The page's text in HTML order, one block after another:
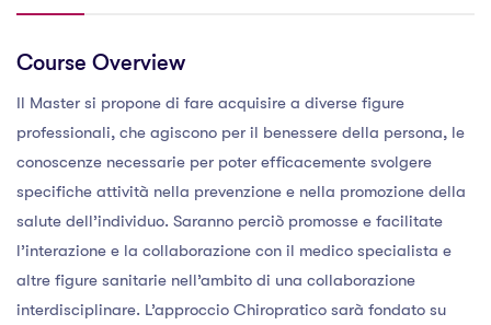
Course Overview
Il Master si propone di fare acquisire a diverse figure
professionali, che agiscono per il benessere della persona, le
conoscenze necessarie per poter efficacemente svolgere
specifiche attività nella prevenzione e nella promozione della
salute dell’individuo. Saranno perciò promosse e facilitate
l’interazione e la collaborazione con il medico specialista e
altre figure sanitarie nell’ambito di una collaborazione
interdisciplinare. L’approccio Chiropratico sarà fondato su